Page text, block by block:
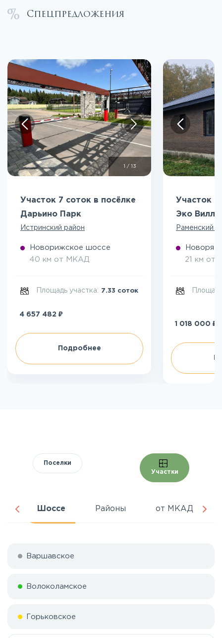
Спецпредложения
/ 13
Участок 7 соток в посёлке
Дарьино Парк
Истринский район
Новорижское шоссе
40 км от МКАД
Площадь участка: 7.33 соток
4 657 482 ₽
Подробнее
Участок 5
Эко
Раменский
21 км от
1 018 000 ₽
Поселки
Участки
Шоссе Районы от МКАД
Варшавское
Волоколамское
Горьковское